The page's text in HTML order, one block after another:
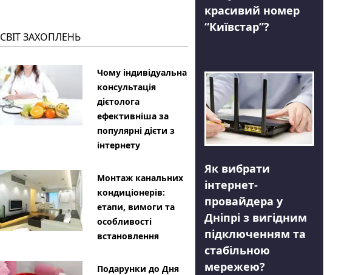
СВІТ ЗАХОПЛЕНЬ
Чому індивідуальна
консультація
дієтолога
ефективніша за
популярні дієти з
інтернету
Монтаж канальних
кондиціонерів:
етапи, вимоги та
особливості
встановлення
Подарунки до Дня
красивий номер
“Київстар”?
Як вибрати
інтернет-
провайдера у
Дніпрі з вигідним
підключенням та
стабільною
мережею?